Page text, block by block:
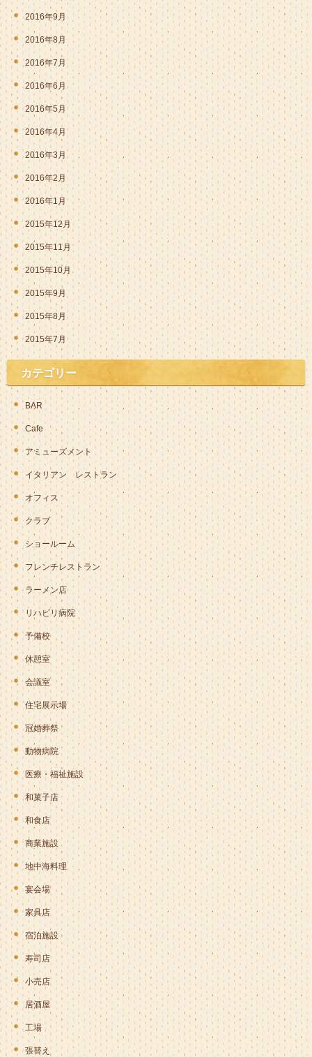
2016年9月
2016年8月
2016年7月
2016年6月
2016年5月
2016年4月
2016年3月
2016年2月
2016年1月
2015年12月
2015年11月
2015年10月
2015年9月
2015年8月
2015年7月
カテゴリー
BAR
Cafe
アミューズメント
イタリアン レストラン
オフィス
クラブ
ショールーム
フレンチレストラン
ラーメン店
リハビリ病院
予備校
休憩室
会議室
住宅展示場
冠婚葬祭
動物病院
医療・福祉施設
和菓子店
和食店
商業施設
地中海料理
宴会場
家具店
宿泊施設
寿司店
小売店
居酒屋
工場
張替え